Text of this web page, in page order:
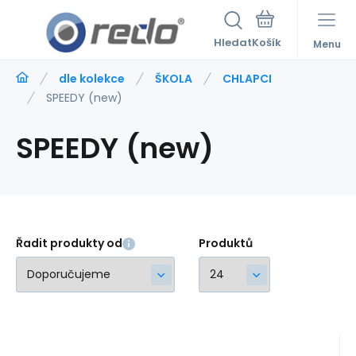
Hledat Menu
dle kolekce ŠKOLA
CHLAPCI
SPEEDY (new)
SPEEDY (new)
Řadit produkty od Produktů